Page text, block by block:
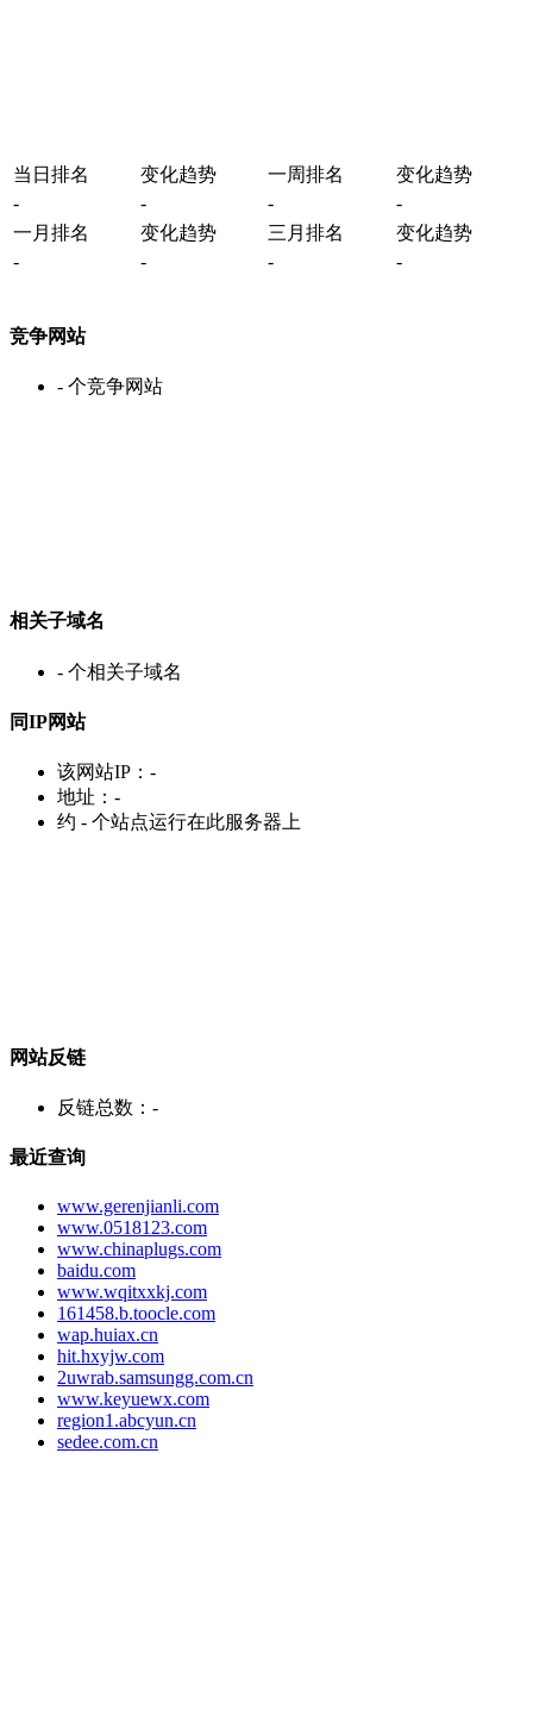
当日排名 变化趋势 一周排名
变化趋势
-
- -
-
一月排名
变化趋势 三月排名
变化趋势
-
- - -
竞争网站
- 个竞争网站
相关子域名
- 个相关子域名
同IP网站
该网站IP： -
地址： -
约 - 个站点运行在此服务器上
网站反链
反链总数： -
最近查询
www.gerenjianli.com
www.0518123.com
www.chinaplugs.com
baidu.com
www.wqitxxkj.com
161458.b.toocle.com
wap.huiax.cn
hit.hxyjw.com
2uwrab.samsungg.com.cn
www.keyuewx.com
region1.abcyun.cn
sedee.com.cn